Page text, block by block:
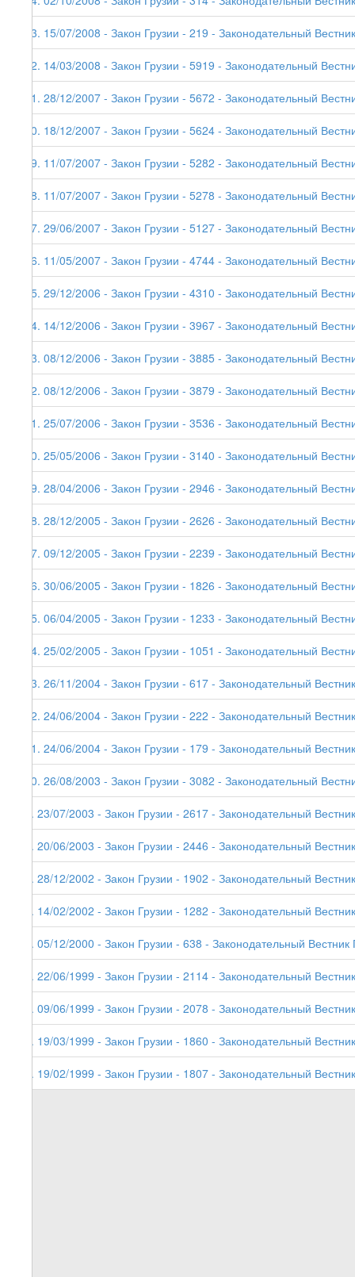
33. 15/07/2008 - Закон Грузии - 219 - Законодательный
32. 14/03/2008 - Закон Грузии - 5919 - Законодательный
31. 28/12/2007 - Закон Грузии - 5672 - Законодательный
30. 18/12/2007 - Закон Грузии - 5624 - Законодательный
29. 11/07/2007 - Закон Грузии - 5282 - Законодательный
28. 11/07/2007 - Закон Грузии - 5278 - Законодательный
27. 29/06/2007 - Закон Грузии - 5127 - Законодательный
26. 11/05/2007 - Закон Грузии - 4744 - Законодательный
25. 29/12/2006 - Закон Грузии - 4310 - Законодательный
24. 14/12/2006 - Закон Грузии - 3967 - Законодательный
23. 08/12/2006 - Закон Грузии - 3885 - Законодательный
22. 08/12/2006 - Закон Грузии - 3879 - Законодательный
21. 25/07/2006 - Закон Грузии - 3536 - Законодательный
20. 25/05/2006 - Закон Грузии - 3140 - Законодательный
19. 28/04/2006 - Закон Грузии - 2946 - Законодательный
18. 28/12/2005 - Закон Грузии - 2626 - Законодательный
17. 09/12/2005 - Закон Грузии - 2239 - Законодательный
16. 30/06/2005 - Закон Грузии - 1826 - Законодательный
15. 06/04/2005 - Закон Грузии - 1233 - Законодательный
14. 25/02/2005 - Закон Грузии - 1051 - Законодательный
13. 26/11/2004 - Закон Грузии - 617 - Законодательный
12. 24/06/2004 - Закон Грузии - 222 - Законодательный
11. 24/06/2004 - Закон Грузии - 179 - Законодательный
10. 26/08/2003 - Закон Грузии - 3082 - Законодательный
9. 23/07/2003 - Закон Грузии - 2617 - Законодательный
8. 20/06/2003 - Закон Грузии - 2446 - Законодательный
7. 28/12/2002 - Закон Грузии - 1902 - Законодательный
6. 14/02/2002 - Закон Грузии - 1282 - Законодательный
5. 05/12/2000 - Закон Грузии - 638 - Законодательный
4. 22/06/1999 - Закон Грузии - 2114 - Законодательный
3. 09/06/1999 - Закон Грузии - 2078 - Законодательный
2. 19/03/1999 - Закон Грузии - 1860 - Законодательный
1. 19/02/1999 - Закон Грузии - 1807 - Законодательный